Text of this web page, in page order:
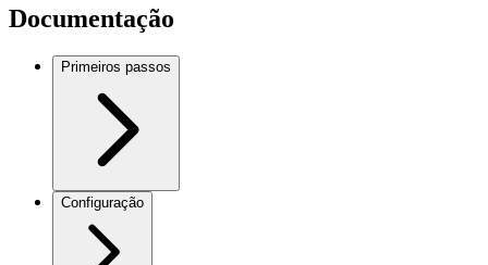
Documentação
Primeiros passos
Configuração